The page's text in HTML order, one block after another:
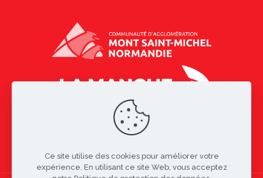
Ce site utilise des cookies pour améliorer votre
expérience. En utilisant ce site Web, vous acceptez